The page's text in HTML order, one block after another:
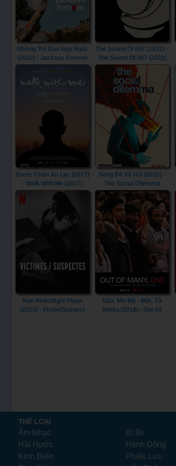
Những Trò Đùa Ngu Ngốc
(2022) - Jackass Forever
(2022)
The Sound Of 007 (2022) -
The Sound Of 007 (2022)
Bước Chân An Lạc (2017)
- Walk With Me (2017)
Song Đề Xã Hội (2020) -
The Social Dilemma
(2020)
Nạn Nhân/Nghi Phạm
(2023) - Victim/Suspect
Giấc Mơ Mỹ - Một, Từ
Nhiều (2018) - Out Of
THỂ LOẠI
Âm Nhạc Bí ẩn
Hài Hước
Hành Động
Kinh Điển
Phiêu Lưu